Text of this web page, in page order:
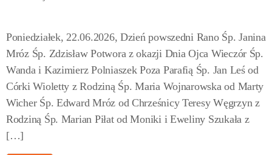
Poniedziałek, 22.06.2026, Dzień powszedni Rano Śp. Janina
Mróz Śp. Zdzisław Potwora z okazji Dnia Ojca Wieczór Śp.
Wanda i Kazimierz Polniaszek Poza Parafią Śp. Jan Leś od
Córki Wioletty z Rodziną Śp. Maria Wojnarowska od Marty
Wicher Śp. Edward Mróz od Chrześnicy Teresy Węgrzyn z
Rodziną Śp. Marian Piłat od Moniki i Eweliny Szukała z
[…]